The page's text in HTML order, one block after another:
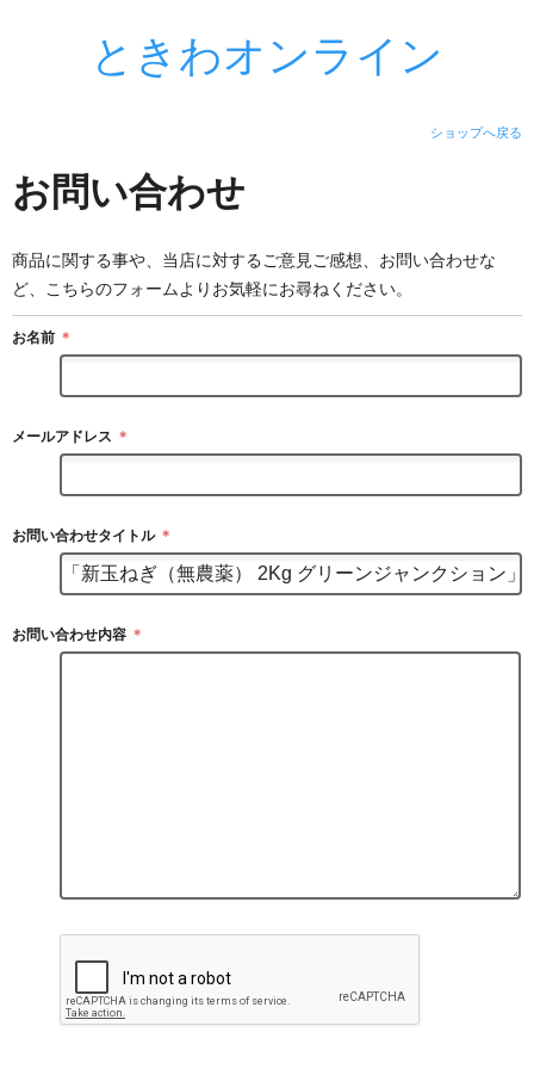
ときわオンライン
ショップへ戻る
お問い合わせ
商品に関する事や、当店に対するご意見ご感想、お問い合わせな
ど、こちらのフォームよりお気軽にお尋ねください。
お名前 ＊
メールアドレス ＊
お問い合わせタイトル ＊
お問い合わせ内容 ＊